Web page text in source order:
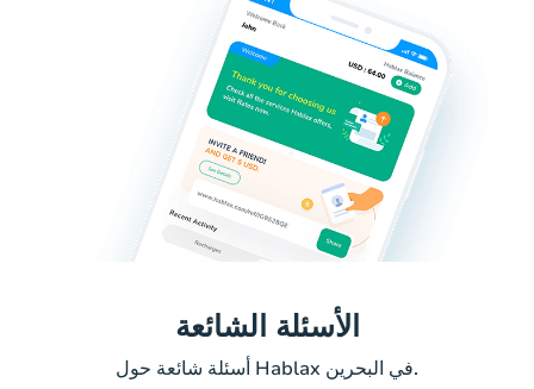
الأسئلة الشائعة
أسئلة شائعة حول Hablax في البحرين.